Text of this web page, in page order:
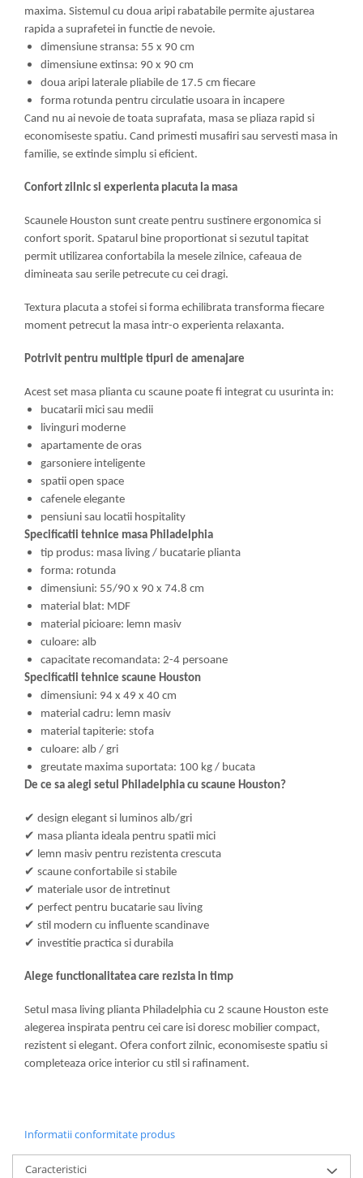
maxima. Sistemul cu doua aripi rabatabile permite ajustarea
rapida a suprafetei in functie de nevoie.
dimensiune stransa: 55 x 90 cm
dimensiune extinsa: 90 x 90 cm
doua aripi laterale pliabile de 17.5 cm fiecare
forma rotunda pentru circulatie usoara in incapere
Cand nu ai nevoie de toata suprafata, masa se pliaza rapid si
economiseste spatiu. Cand primesti musafiri sau servesti masa in
familie, se extinde simplu si eficient.
Confort zilnic si experienta placuta la masa
Scaunele Houston sunt create pentru sustinere ergonomica si
confort sporit. Spatarul bine proportionat si sezutul tapitat
permit utilizarea confortabila la mesele zilnice, cafeaua de
dimineata sau serile petrecute cu cei dragi.
Textura placuta a stofei si forma echilibrata transforma fiecare
moment petrecut la masa intr-o experienta relaxanta.
Potrivit pentru multiple tipuri de amenajare
Acest set masa plianta cu scaune poate fi integrat cu usurinta in:
bucatarii mici sau medii
livinguri moderne
apartamente de oras
garsoniere inteligente
spatii open space
cafenele elegante
pensiuni sau locatii hospitality
Specificatii tehnice masa Philadelphia
tip produs: masa living / bucatarie plianta
forma: rotunda
dimensiuni: 55/90 x 90 x 74.8 cm
material blat: MDF
material picioare: lemn masiv
culoare: alb
capacitate recomandata: 2-4 persoane
Specificatii tehnice scaune Houston
dimensiuni: 94 x 49 x 40 cm
material cadru: lemn masiv
material tapiterie: stofa
culoare: alb / gri
greutate maxima suportata: 100 kg / bucata
De ce sa alegi setul Philadelphia cu scaune Houston?
✔ design elegant si luminos alb/gri
✔ masa plianta ideala pentru spatii mici
✔ lemn masiv pentru rezistenta crescuta
✔ scaune confortabile si stabile
✔ materiale usor de intretinut
✔ perfect pentru bucatarie sau living
✔ stil modern cu influente scandinave
✔ investitie practica si durabila
Alege functionalitatea care rezista in timp
Setul masa living plianta Philadelphia cu 2 scaune Houston este
alegerea inspirata pentru cei care isi doresc mobilier compact,
rezistent si elegant. Ofera confort zilnic, economiseste spatiu si
completeaza orice interior cu stil si rafinament.
Informatii conformitate produs
Caracteristici